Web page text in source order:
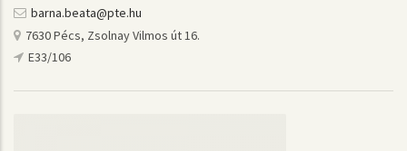
barna.beata@pte.hu
7630 Pécs, Zsolnay Vilmos út 16.
E33/106